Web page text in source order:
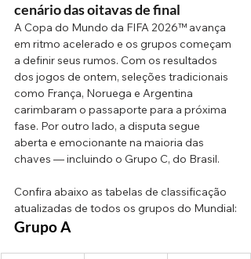
cenário das oitavas de final
A Copa do Mundo da FIFA 2026™ avança
em ritmo acelerado e os grupos começam
a definir seus rumos. Com os resultados
dos jogos de ontem, seleções tradicionais
como França, Noruega e Argentina
carimbaram o passaporte para a próxima
fase. Por outro lado, a disputa segue
aberta e emocionante na maioria das
chaves — incluindo o Grupo C, do Brasil.
Confira abaixo as tabelas de classificação
atualizadas de todos os grupos do Mundial:
Grupo A